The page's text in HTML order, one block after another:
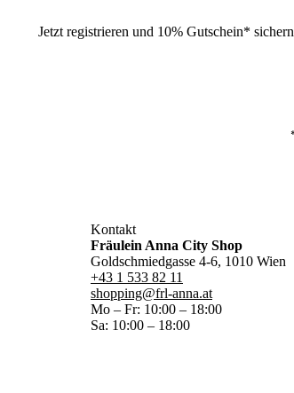
Jetzt registrieren und 10% Gutschein*
Kontakt
Fräulein Anna City Shop
Goldschmiedgasse 4-6, 1010 Wien
+43 1 533 82 11
shopping@frl-anna.at
Mo – Fr: 10:00 – 18:00
Sa: 10:00 – 18:00